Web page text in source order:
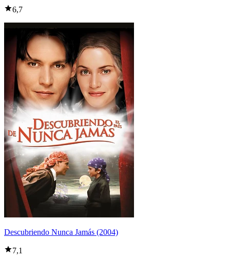
6,7
Descubriendo Nunca Jamás (2004)
7,1